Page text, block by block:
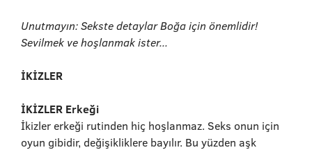
Unutmayın: Sekste detaylar Boğa için önemlidir!
Sevilmek ve hoşlanmak ister...
İKİZLER
İKİZLER Erkeği
İkizler erkeği rutinden hiç hoşlanmaz. Seks onun için
oyun gibidir, değişikliklere bayılır. Bu yüzden aşk